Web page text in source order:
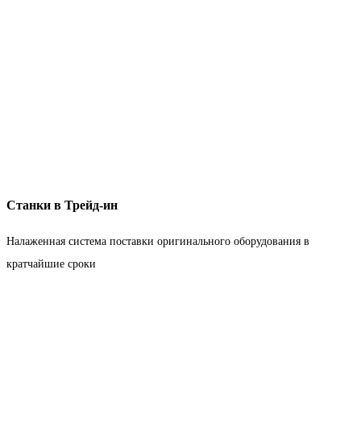
Станки в Трейд-ин
Налаженная система поставки оригинального оборудования в
кратчайшие сроки